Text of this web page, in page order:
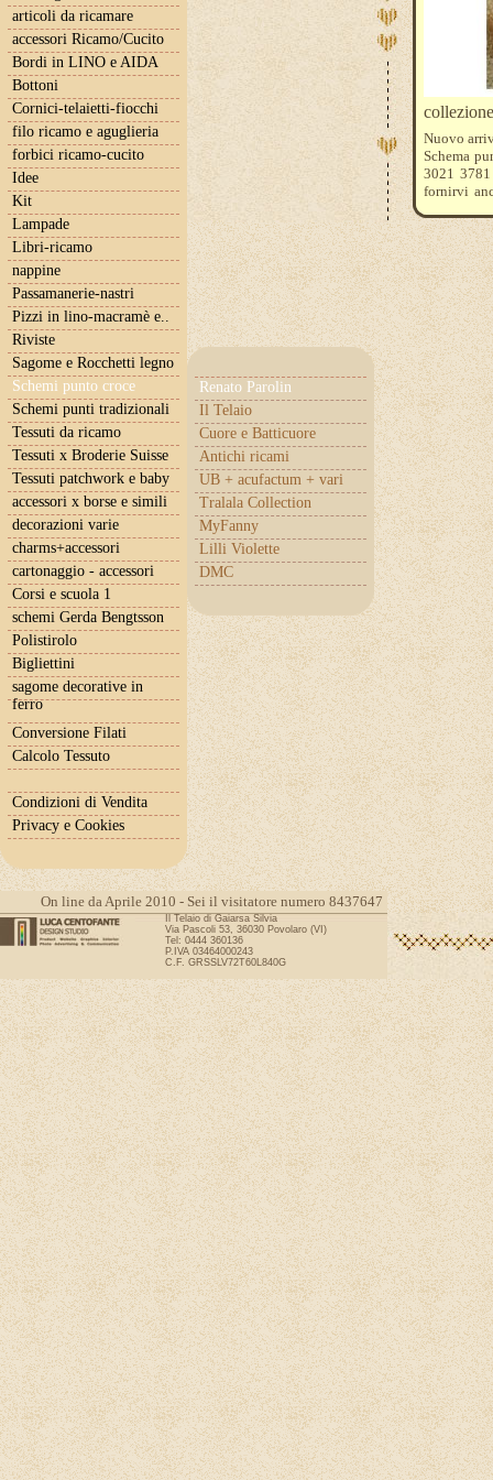
articoli da ricamare
accessori Ricamo/Cucito
Bordi in LINO e AIDA
Bottoni
Cornici-telaietti-fiocchi
filo ricamo e aguglieria
forbici ricamo-cucito
Idee
Kit
Lampade
Libri-ricamo
nappine
Passamanerie-nastri
Pizzi in lino-macramè e..
Riviste
Sagome e Rocchetti legno
Schemi punto croce
Renato Parolin
Il Telaio
Cuore e Batticuore
Antichi ricami
UB + acufactum + vari
Tralala Collection
MyFanny
Lilli Violette
DMC
Schemi punti tradizionali
Tessuti da ricamo
Tessuti x Broderie Suisse
Tessuti patchwork e baby
accessori x borse e simili
decorazioni varie
charms+accessori
cartonaggio - accessori
Corsi e scuola 1
schemi Gerda Bengtsson
Polistirolo
Bigliettini
sagome decorative in
ferro
Conversione Filati
Calcolo Tessuto
Condizioni di Vendita
Privacy e Cookies
Nuovo
Schema
3021
fornirvi
incluso .
On line da Aprile 2010 - Sei il visitatore numero 8437647
Il Telaio di Gaiarsa Silvia
Via Pascoli 53, 36030 Povolaro (VI)
Tel: 0444 360136
P.IVA 03464000243
C.F. GRSSLV72T60L840G